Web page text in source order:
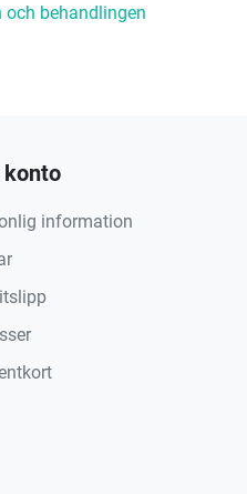
behandlingen
information